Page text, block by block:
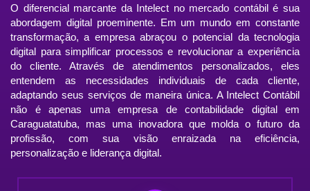
O diferencial marcante da Intelect no mercado contábil é sua
abordagem digital proeminente. Em um mundo em constante
transformação, a empresa abraçou o potencial da tecnologia
digital para simplificar processos e revolucionar a experiência
do cliente. Através de atendimentos personalizados, eles
entendem as necessidades individuais de cada cliente,
adaptando seus serviços de maneira única. A Intelect Contábil
não é apenas uma empresa de contabilidade digital em
Caraguatatuba, mas uma inovadora que molda o futuro da
profissão, com sua visão enraizada na eficiência,
personalização e liderança digital.